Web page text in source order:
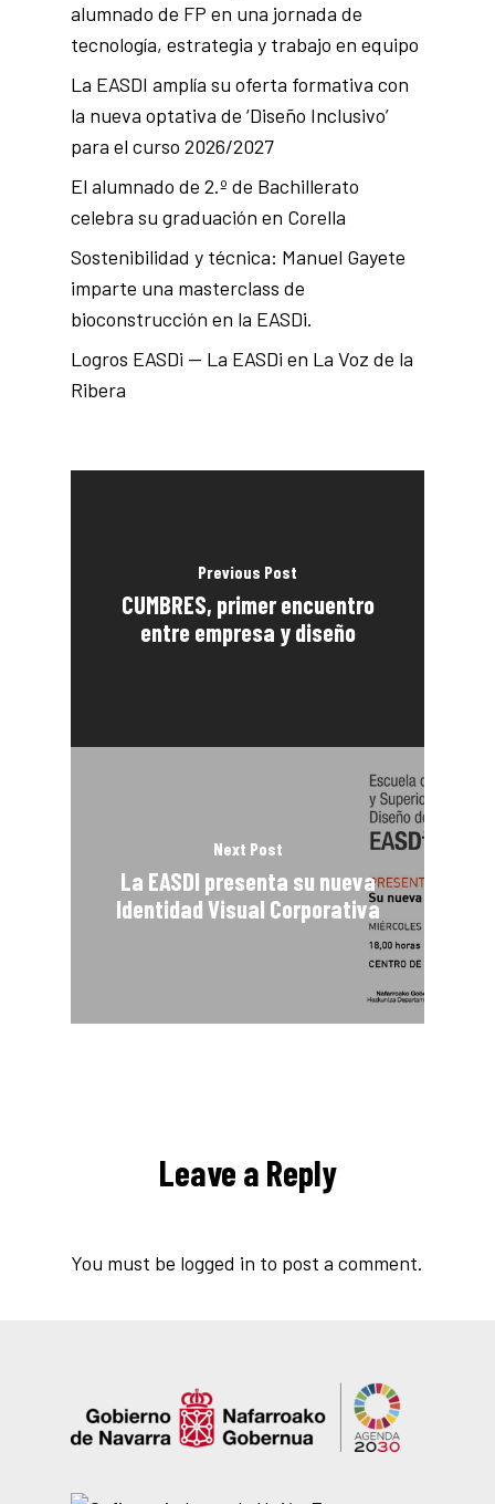
alumnado de FP en una jornada de
tecnología, estrategia y trabajo en equipo
La EASDI amplía su oferta formativa con
la nueva optativa de ‘Diseño Inclusivo’
para el curso 2026/2027
El alumnado de 2.º de Bachillerato
celebra su graduación en Corella
Sostenibilidad y técnica: Manuel Gayete
imparte una masterclass de
bioconstrucción en la EASDi.
Logros EASDi — La EASDi en La Voz de la
Ribera
Previous Post
CUMBRES, primer encuentro
entre empresa y diseño
Next Post
La EASDI presenta su nueva
Identidad Visual Corporativa
Leave a Reply
You must be logged in to post a comment.